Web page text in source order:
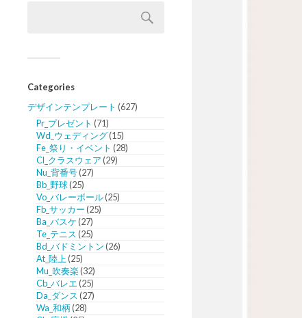
Categories
デザインテンプレート (627)
Pr_プレゼント (71)
Wd_ウェディング(15)
Fe_祭り・イベント (28)
Cl_クラスウェア(29)
Nu_背番号(27)
Bb_野球(25)
Vo_バレーボール(25)
Fb_サッカー(25)
Ba_バスケ(27)
Te_テニス(25)
Bd_バドミントン(26)
At_陸上(25)
Mu_吹奏楽(32)
Cb_バレエ(25)
Da_ダンス(27)
Wa_和柄(28)